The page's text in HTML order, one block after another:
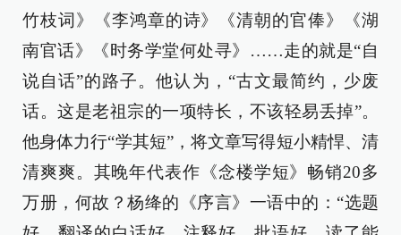
竹枝词》《李鸿章的诗》《清朝的官俸》《湖
南官话》《时务学堂何处寻》……走的就是“自
说自话”的路子。他认为，“古文最简约，少废
话。这是老祖宗的一项特长，不该轻易丢掉”。
他身体力行“学其短”，将文章写得短小精悍、清
清爽爽。其晚年代表作《念楼学短》畅销20多
万册，何故？杨绛的《序言》一语中的：“选题